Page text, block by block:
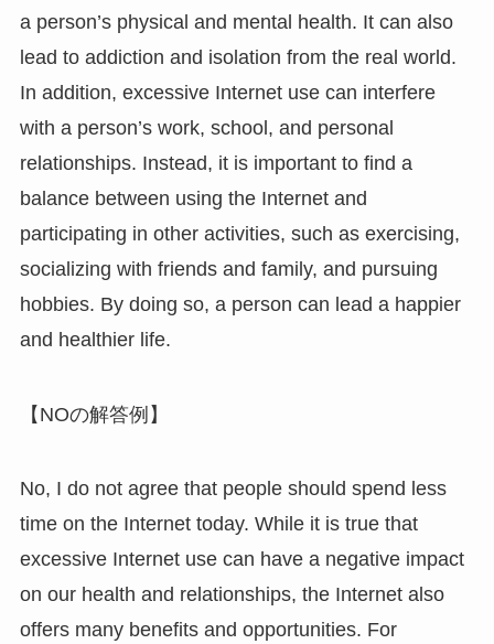
a person’s physical and mental health. It can also
lead to addiction and isolation from the real world.
In addition, excessive Internet use can interfere
with a person’s work, school, and personal
relationships. Instead, it is important to find a
balance between using the Internet and
participating in other activities, such as exercising,
socializing with friends and family, and pursuing
hobbies. By doing so, a person can lead a happier
and healthier life.
【NOの解答例】
No, I do not agree that people should spend less
time on the Internet today. While it is true that
excessive Internet use can have a negative impact
on our health and relationships, the Internet also
offers many benefits and opportunities. For